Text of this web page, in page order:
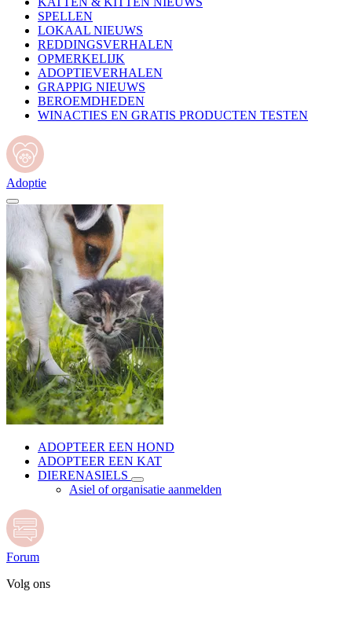
SPELLEN
LOKAAL NIEUWS
REDDINGSVERHALEN
OPMERKELIJK
ADOPTIEVERHALEN
GRAPPIG NIEUWS
BEROEMDHEDEN
WINACTIES EN GRATIS PRODUCTEN TESTEN
Adoptie
ADOPTEER EEN HOND
ADOPTEER EEN KAT
DIERENASIELS
Asiel of organisatie aanmelden
Forum
Volg ons